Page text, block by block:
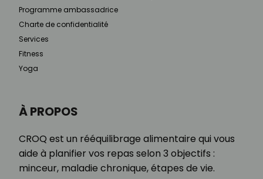
À PROPOS
CROQ est un rééquilibrage alimentaire qui vous
aide à planifier vos repas selon 3 objectifs :
minceur, maladie chronique, étapes de vie.
Programme ambassadrice
Charte de confidentialité
Services
Fitness
Yoga